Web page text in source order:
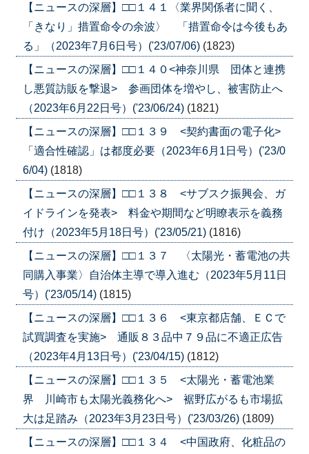
【ニュースの深層】□□１４１〈業界関係者に聞く、
「きなり」措置命令の余波〉 「措置命令は今後もあ
る」（2023年7月6日号）('23/07/06) (1823)
【ニュースの深層】□□１４０<神奈川県 団体と連携
し悪質訪販を撃退> 参画団体を増やし、被害防止へ
（2023年6月22日号）('23/06/24) (1821)
【ニュースの深層】□□１３９ <契約書面の電子化>
「適合性確認」は都度必要（2023年6月1日号）('23/0
6/04) (1818)
【ニュースの深層】□□１３８ <サブスク振興会、ガ
イドラインを発表> 料金や期間など明瞭表示を義務
付け（2023年5月18日号）('23/05/21) (1816)
【ニュースの深層】□□１３７ 〈太陽光・蓄電池の共
同購入事業〉自治体主導で導入進む（2023年5月11日
号）('23/05/14) (1815)
【ニュースの深層】□□１３６ <東京都店舗、ＥＣで
試買調査を実施> 通販８３品中７９品に不適正広告
（2023年4月13日号）('23/04/15) (1812)
【ニュースの深層】□□１３５ <太陽光・蓄電池業
界 川崎市も太陽光義務化へ> 裾野広がるも市場拡
大は足踏み（2023年3月23日号）('23/03/26) (1809)
【ニュースの深層】□□１３４ <中国政府、化粧品の